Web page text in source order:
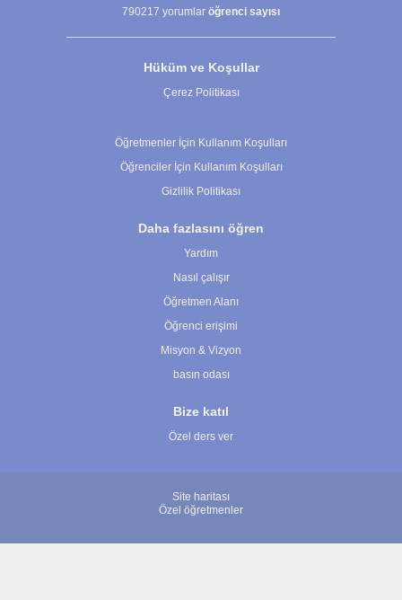
790217 yorumlar öğrenci sayısı
Hüküm ve Koşullar
Çerez Politikası
Öğretmenler İçin Kullanım Koşulları
Öğrenciler İçin Kullanım Koşulları
Gizlilik Politikası
Daha fazlasını öğren
Yardım
Nasıl çalışır
Öğretmen Alanı
Öğrenci erişimi
Misyon & Vizyon
basın odası
Bize katıl
Özel ders ver
Site haritası
Özel öğretmenler